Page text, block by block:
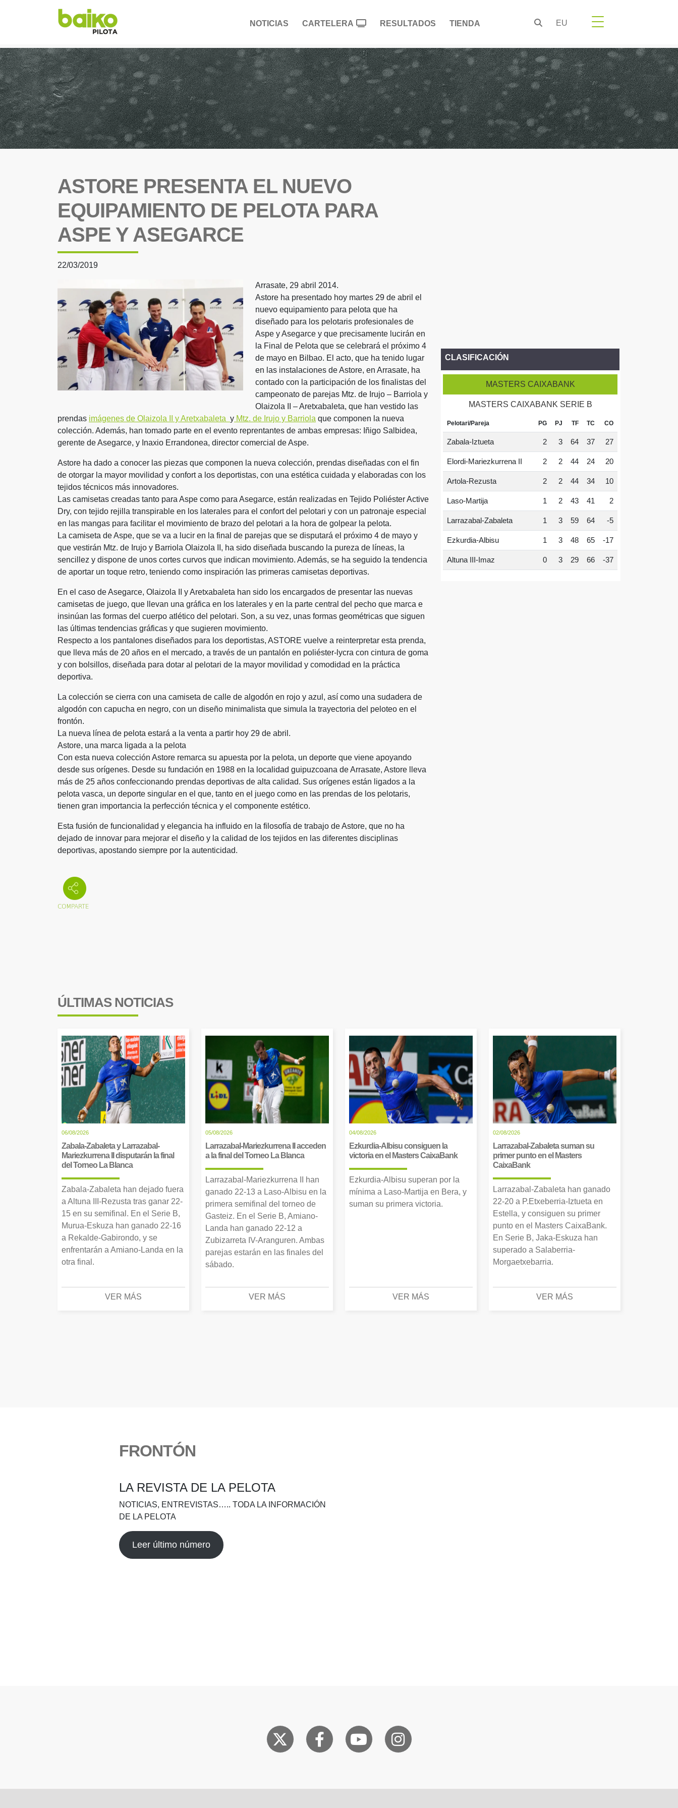
NOTICIAS CARTELERA RESULTADOS TIENDA EU
ASTORE PRESENTA EL NUEVO
EQUIPAMIENTO DE PELOTA PARA
ASPE Y ASEGARCE
22/03/2019
Arrasate, 29 abril 2014.
Astore ha presentado hoy martes 29 de abril el
nuevo equipamiento para pelota que ha
diseñado para los pelotaris profesionales de
Aspe y Asegarce y que precisamente lucirán en
la Final de Pelota que se celebrará el próximo 4
de mayo en Bilbao. El acto, que ha tenido lugar
en las instalaciones de Astore, en Arrasate, ha
contado con la participación de los finalistas del
campeonato de parejas Mtz. de Irujo – Barriola y
Olaizola II – Aretxabaleta, que han vestido las
prendas imágenes de Olaizola II y Aretxabaleta y Mtz. de Irujo y Barriola que componen la nueva
colección. Además, han tomado parte en el evento reprentantes de ambas empresas: Iñigo Salbidea,
gerente de Asegarce, y Inaxio Errandonea, director comercial de Aspe.
Astore ha dado a conocer las piezas que componen la nueva colección, prendas diseñadas con el fin
de otorgar la mayor movilidad y confort a los deportistas, con una estética cuidada y elaboradas con los
tejidos técnicos más innovadores.
Las camisetas creadas tanto para Aspe como para Asegarce, están realizadas en Tejido Poliéster Active
Dry, con tejido rejilla transpirable en los laterales para el confort del pelotari y con un patronaje especial
en las mangas para facilitar el movimiento de brazo del pelotari a la hora de golpear la pelota.
La camiseta de Aspe, que se va a lucir en la final de parejas que se disputará el próximo 4 de mayo y
que vestirán Mtz. de Irujo y Barriola Olaizola II, ha sido diseñada buscando la pureza de líneas, la
sencillez y dispone de unos cortes curvos que indican movimiento. Además, se ha seguido la tendencia
de aportar un toque retro, teniendo como inspiración las primeras camisetas deportivas.
En el caso de Asegarce, Olaizola II y Aretxabaleta han sido los encargados de presentar las nuevas
camisetas de juego, que llevan una gráfica en los laterales y en la parte central del pecho que marca e
insinúan las formas del cuerpo atlético del pelotari. Son, a su vez, unas formas geométricas que siguen
las últimas tendencias gráficas y que sugieren movimiento.
Respecto a los pantalones diseñados para los deportistas, ASTORE vuelve a reinterpretar esta prenda,
que lleva más de 20 años en el mercado, a través de un pantalón en poliéster-lycra con cintura de goma
y con bolsillos, diseñada para dotar al pelotari de la mayor movilidad y comodidad en la práctica
deportiva.
La colección se cierra con una camiseta de calle de algodón en rojo y azul, así como una sudadera de
algodón con capucha en negro, con un diseño minimalista que simula la trayectoria del peloteo en el
frontón.
La nueva línea de pelota estará a la venta a partir hoy 29 de abril.
Astore, una marca ligada a la pelota
Con esta nueva colección Astore remarca su apuesta por la pelota, un deporte que viene apoyando
desde sus orígenes. Desde su fundación en 1988 en la localidad guipuzcoana de Arrasate, Astore lleva
más de 25 años confeccionando prendas deportivas de alta calidad. Sus orígenes están ligados a la
pelota vasca, un deporte singular en el que, tanto en el juego como en las prendas de los pelotaris,
tienen gran importancia la perfección técnica y el componente estético.
Esta fusión de funcionalidad y elegancia ha influido en la filosofía de trabajo de Astore, que no ha
dejado de innovar para mejorar el diseño y la calidad de los tejidos en las diferentes disciplinas
deportivas, apostando siempre por la autenticidad.
CLASIFICACIÓN
MASTERS CAIXABANK
MASTERS CAIXABANK SERIE B
Pelotari/Pareja PG PJ TF TC CO
Zabala-Iztueta 2 3 64 37 27
Elordi-Mariezkurrena II 2 2 44 24 20
Artola-Rezusta 2 2 44 34 10
Laso-Martija 1 2 43 41 2
Larrazabal-Zabaleta 1 3 59 64 -5
Ezkurdia-Albisu 1 3 48 65 -17
Altuna III-Imaz 0 3 29 66 -37
ÚLTIMAS NOTICIAS
06/08/2026
Zabala-Zabaleta y Larrazabal-
Mariezkurrena II disputarán la final
del Torneo La Blanca
Zabala-Zabaleta han dejado fuera
a Altuna III-Rezusta tras ganar 22-
15 en su semifinal. En el Serie B,
Murua-Eskuza han ganado 22-16
a Rekalde-Gabirondo, y se
enfrentarán a Amiano-Landa en la
otra final.
VER MÁS
05/08/2026
Larrazabal-Mariezkurrena II acceden
a la final del Torneo La Blanca
Larrazabal-Mariezkurrena II han
ganado 22-13 a Laso-Albisu en la
primera semifinal del torneo de
Gasteiz. En el Serie B, Amiano-
Landa han ganado 22-12 a
Zubizarreta IV-Aranguren. Ambas
parejas estarán en las finales del
sábado.
VER MÁS
04/08/2026
Ezkurdia-Albisu consiguen la
victoria en el Masters CaixaBank
Ezkurdia-Albisu superan por la
mínima a Laso-Martija en Bera, y
suman su primera victoria.
VER MÁS
02/08/2026
Larrazabal-Zabaleta suman su
primer punto en el Masters
CaixaBank
Larrazabal-Zabaleta han ganado
22-20 a P.Etxeberria-Iztueta en
Estella, y consiguen su primer
punto en el Masters CaixaBank.
En Serie B, Jaka-Eskuza han
superado a Salaberria-
Morgaetxebarria.
VER MÁS
FRONTÓN
LA REVISTA DE LA PELOTA
NOTICIAS, ENTREVISTAS….. TODA LA INFORMACIÓN
DE LA PELOTA
Leer último número